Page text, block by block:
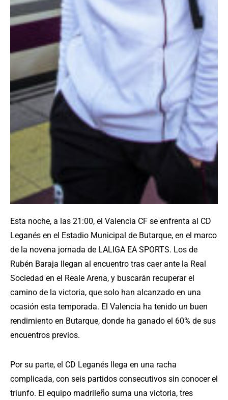
Esta noche, a las 21:00, el Valencia CF se enfrenta al CD
Leganés en el Estadio Municipal de Butarque, en el marco
de la novena jornada de LALIGA EA SPORTS. Los de
Rubén Baraja llegan al encuentro tras caer ante la Real
Sociedad en el Reale Arena, y buscarán recuperar el
camino de la victoria, que solo han alcanzado en una
ocasión esta temporada. El Valencia ha tenido un buen
rendimiento en Butarque, donde ha ganado el 60% de sus
encuentros previos.
Por su parte, el CD Leganés llega en una racha
complicada, con seis partidos consecutivos sin conocer el
triunfo. El equipo madrileño suma una victoria, tres